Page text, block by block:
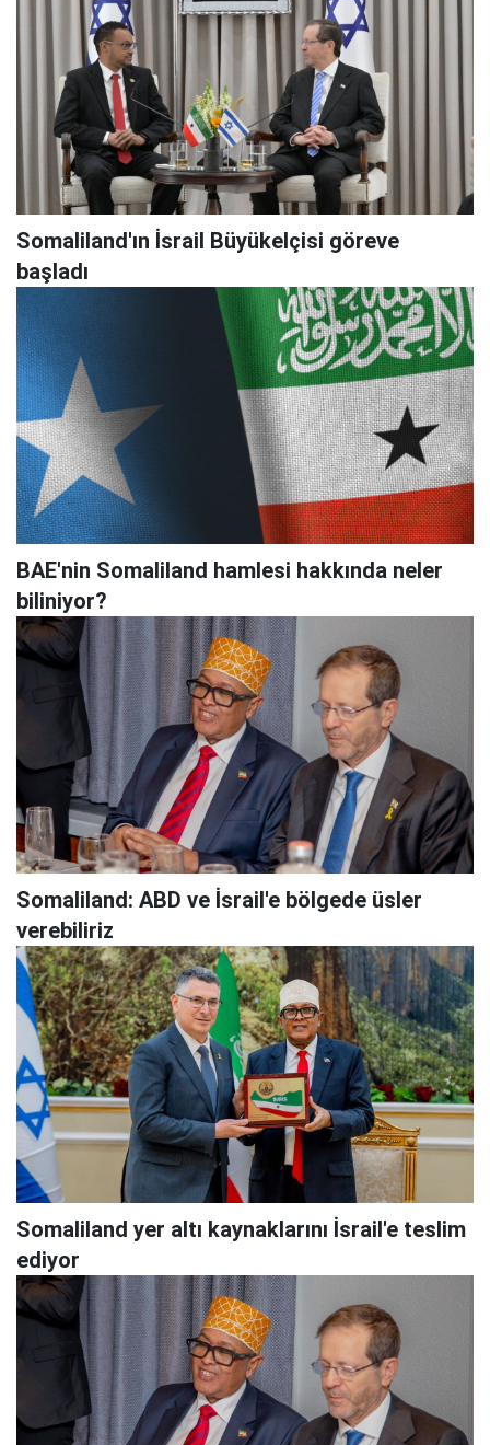
Somaliland'ın İsrail Büyükelçisi göreve
başladı
BAE'nin Somaliland hamlesi hakkında neler
biliniyor?
Somaliland: ABD ve İsrail'e bölgede üsler
verebiliriz
Somaliland yer altı kaynaklarını İsrail'e teslim
ediyor